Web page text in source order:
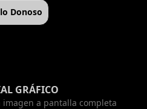
Donoso
GRÁFICO
imagen a pantalla completa